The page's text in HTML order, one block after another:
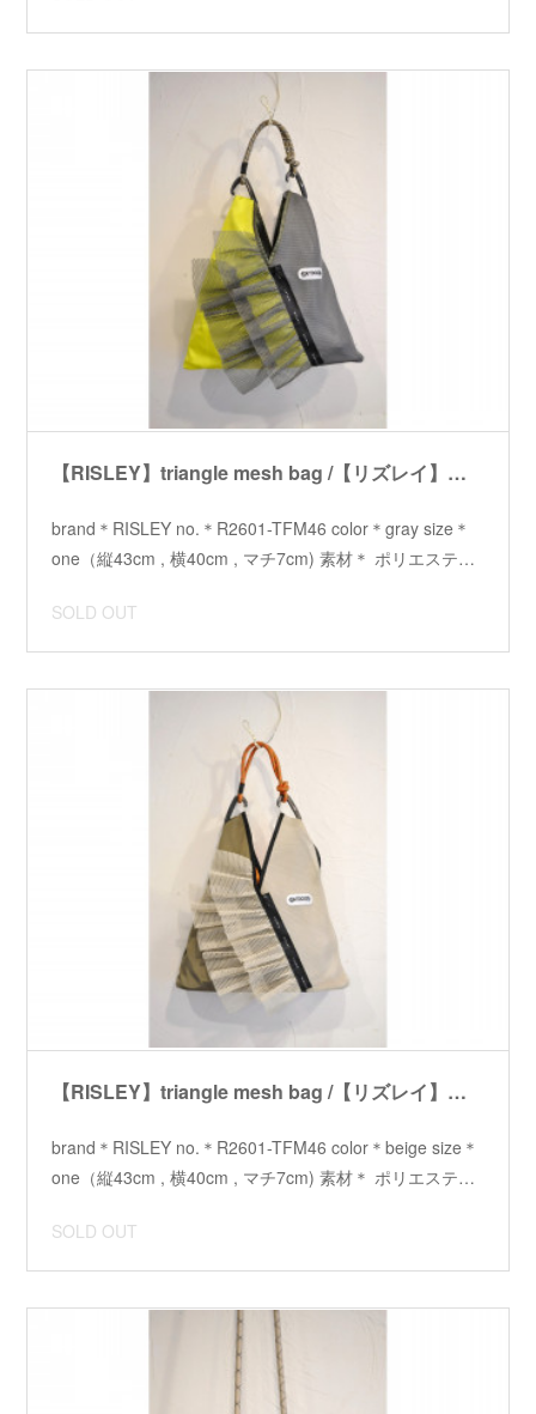
【RISLEY】triangle mesh bag /【リズレイ】トライアングルメッシュバッグ
brand＊RISLEY no.＊R2601-TFM46 color＊gray size＊
one（縦43cm , 横40cm , マチ7cm) 素材＊ ポリエステ…
SOLD OUT
【RISLEY】triangle mesh bag /【リズレイ】トライアングルメッシュバッグ
brand＊RISLEY no.＊R2601-TFM46 color＊beige size＊
one（縦43cm , 横40cm , マチ7cm) 素材＊ ポリエステ…
SOLD OUT